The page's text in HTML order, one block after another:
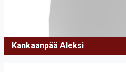
Kankaanpää Aleksi